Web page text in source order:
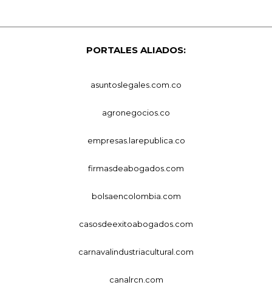
PORTALES ALIADOS:
asuntoslegales.com.co
agronegocios.co
empresas.larepublica.co
firmasdeabogados.com
bolsaencolombia.com
casosdeexitoabogados.com
carnavalindustriacultural.com
canalrcn.com